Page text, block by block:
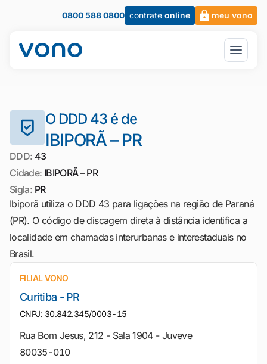
0800 588 0800 contrate online meu vono
O DDD 43 é de
IBIPORÃ – PR
DDD: 43
Cidade: IBIPORÃ – PR
Sigla: PR
Ibiporã utiliza o DDD 43 para ligações na região de Paraná
(PR). O código de discagem direta à distância identifica a
localidade em chamadas interurbanas e interestaduais no
Brasil.
FILIAL VONO
Curitiba - PR
CNPJ: 30.842.345/0003-15
Rua Bom Jesus, 212 - Sala 1904 - Juveve
80035-010